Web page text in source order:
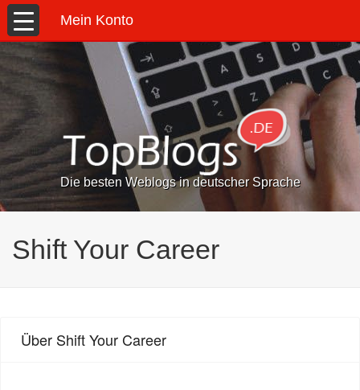
Mein Konto
Die besten Weblogs in deutscher Sprache
Shift Your Career
Über Shift Your Career